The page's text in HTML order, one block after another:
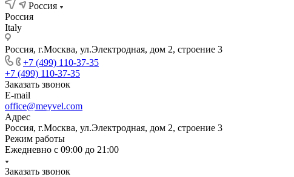
Россия
Россия
Italy
Россия, г.Москва, ул.Электродная, дом 2, строение 3
+7 (499) 110-37-35
+7 (499) 110-37-35
Заказать звонок
E-mail
office@meyvel.com
Адрес
Россия, г.Москва, ул.Электродная, дом 2, строение 3
Режим работы
Ежедневно с 09:00 до 21:00
Заказать звонок